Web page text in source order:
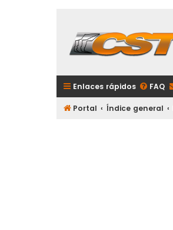
Enlaces rápidos FAQ
Portal Índice general